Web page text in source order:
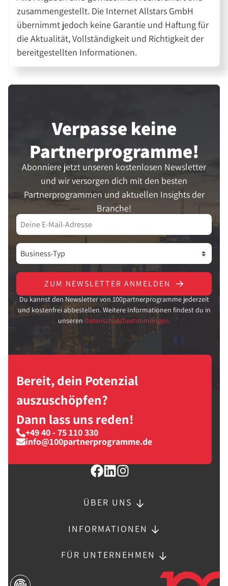
zusammengestellt. Die Internet Allstars GmbH
übernimmt jedoch keine Garantie und Haftung für
die Aktualität, Vollständigkeit und Richtigkeit der
bereitgestellten Informationen.
Verpasse keine
Partner­programme!
Abonniere jetzt unseren kostenlosen Newsletter
und wir versorgen dich mit den besten
Partnerprogrammen und aktuellen Insights der
Branche!
ZUM NEWSLETTER ANMELDEN
Du kannst den Newsletter von 100partnerprogramme jederzeit
und kostenfrei abbestellen. Weitere Informationen findest du in
unseren Datenschutzbestimmungen.
Bereit, dein Potenzial
auszuschöpfen?
Dann lass uns reden!
+49 40 - 75 110 330
info@100partnerprogramme.de
ÜBER UNS
INFORMATIONEN
FÜR UNTERNEHMEN